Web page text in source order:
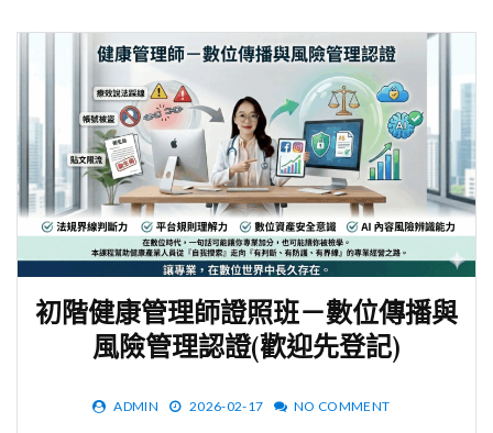
初階健康管理師證照班－數位傳播與
風險管理認證(歡迎先登記)
ADMIN 2026-02-17 NO COMMENT